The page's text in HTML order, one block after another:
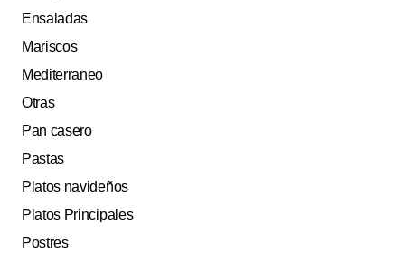
Ensaladas
Mariscos
Mediterraneo
Otras
Pan casero
Pastas
Platos navideños
Platos Principales
Postres